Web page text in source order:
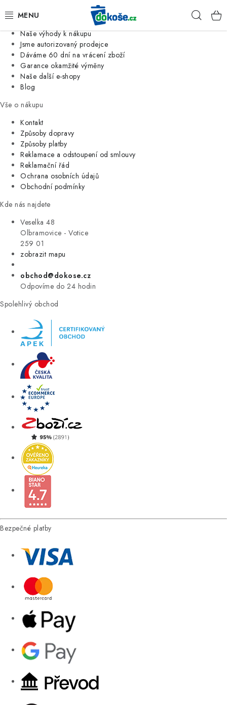
Jsme tradiční česká firma
Naše výhody k nákupu
Jsme autorizovaný prodejce
Dáváme 60 dní na vrácení zboží
Garance okamžité výměny
Naše další e-shopy
Blog
Vše o nákupu
Kontakt
Způsoby dopravy
Způsoby platby
Reklamace a odstoupení od smlouvy
Reklamační řád
Ochrana osobních údajů
Obchodní podmínky
Kde nás najdete
Veselka 48
Olbramovice - Votice
259 01
zobrazit mapu
obchod@dokose.cz
Odpovíme do 24 hodin
Spolehlivý obchod
Bezpečné platby
KOŠE
SÁČKY
KUCHYNĚ
ORGANIZACE
DOMÁCNOST
ÚKLID
VÝPRODEJ
ZNAČKY
Úvod Kontakt Blog
Moje objednávka